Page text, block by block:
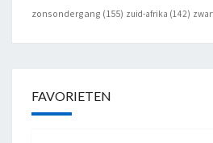
zonsondergang (155) zuid-afrika (142)
FAVORIETEN